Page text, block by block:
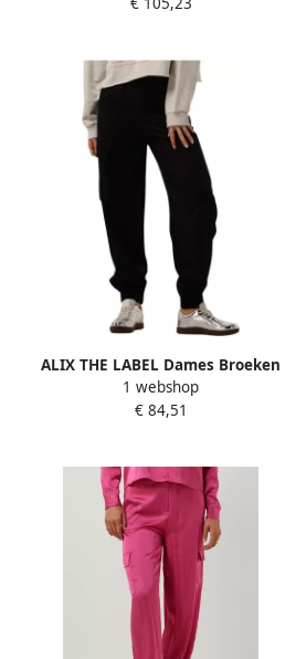
ALIX THE LABEL Dames Broeken
Ladies Woven Twill Cargo Shorts
Zwart
1 webshop
€ 84,51